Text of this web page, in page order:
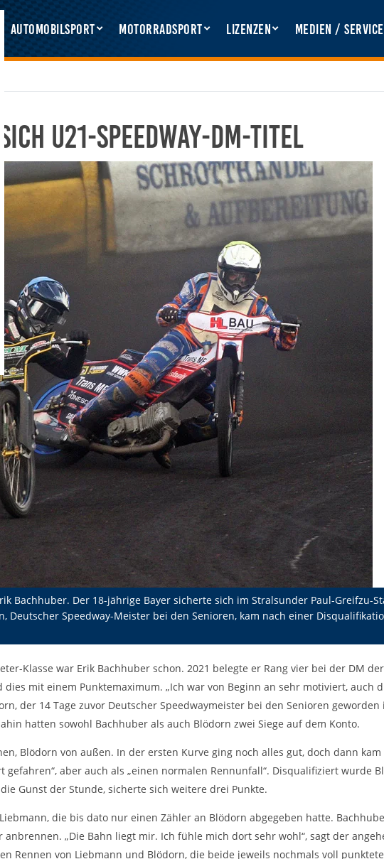
Automobilsport Motorradsport Lizenzen Medien / Service
U21-Speedway-DM-Titel
Bachhuber. Der 18-jährige Bayer sicherte sich im Stralsunder Paul-Greifzu-
Deutscher Speedway-Meister bei den Senioren, kam nach einer
Klasse war Erik Bachhuber schon. 2021 belegte er Rang vier bei der DM
mit einem Punktemaximum. „Ich war von Beginn an sehr motiviert, auch
der 14 Tage zuvor Deutscher Speedwaymeister bei den Senioren geworden
hatten sowohl Bachhuber als auch Blödorn zwei Siege auf dem Konto.
Blödorn von außen. In der ersten Kurve ging noch alles gut, doch dann kam
aber auch als „einen normalen Rennunfall“. Disqualifiziert wurde
Gunst der Stunde, sicherte sich weitere drei Punkte.
die bis dato nur einen Zähler an Blödorn abgegeben hatte.
„Die Bahn liegt mir. Ich fühle mich dort sehr wohl“, sagt der
Rennen von Liebmann und Blödorn, die beide jeweils nochmals voll